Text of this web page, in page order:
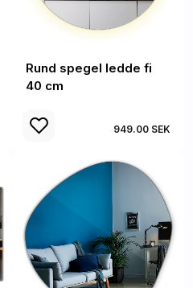
Rund spegel ledde fi
40 cm
949.00 SEK